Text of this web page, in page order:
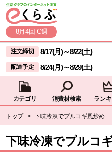
ページの先頭です。
本文へジャンプする。
8月4回 C週
ここからサイト内共通メニューで
サイト内共通メニューをスキップ
注文締切 8/17(月)～8/22(土)
配達予定 8/24(月)～8/29(土)
カテゴリ 消費材検索 ラン
トップ > 下味冷凍でプルコギ風炒め
現在位置ここまで
下味冷凍でプルコ